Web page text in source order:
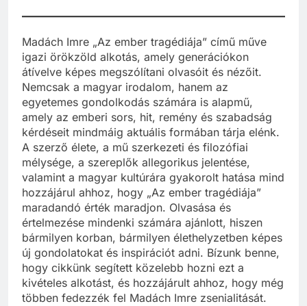
Madách Imre „Az ember tragédiája” című műve
igazi örökzöld alkotás, amely generációkon
átívelve képes megszólítani olvasóit és nézőit.
Nemcsak a magyar irodalom, hanem az
egyetemes gondolkodás számára is alapmű,
amely az emberi sors, hit, remény és szabadság
kérdéseit mindmáig aktuális formában tárja elénk.
A szerző élete, a mű szerkezeti és filozófiai
mélysége, a szereplők allegorikus jelentése,
valamint a magyar kultúrára gyakorolt hatása mind
hozzájárul ahhoz, hogy „Az ember tragédiája”
maradandó érték maradjon. Olvasása és
értelmezése mindenki számára ajánlott, hiszen
bármilyen korban, bármilyen élethelyzetben képes
új gondolatokat és inspirációt adni. Bízunk benne,
hogy cikkünk segített közelebb hozni ezt a
kivételes alkotást, és hozzájárult ahhoz, hogy még
többen fedezzék fel Madách Imre zsenialitását.